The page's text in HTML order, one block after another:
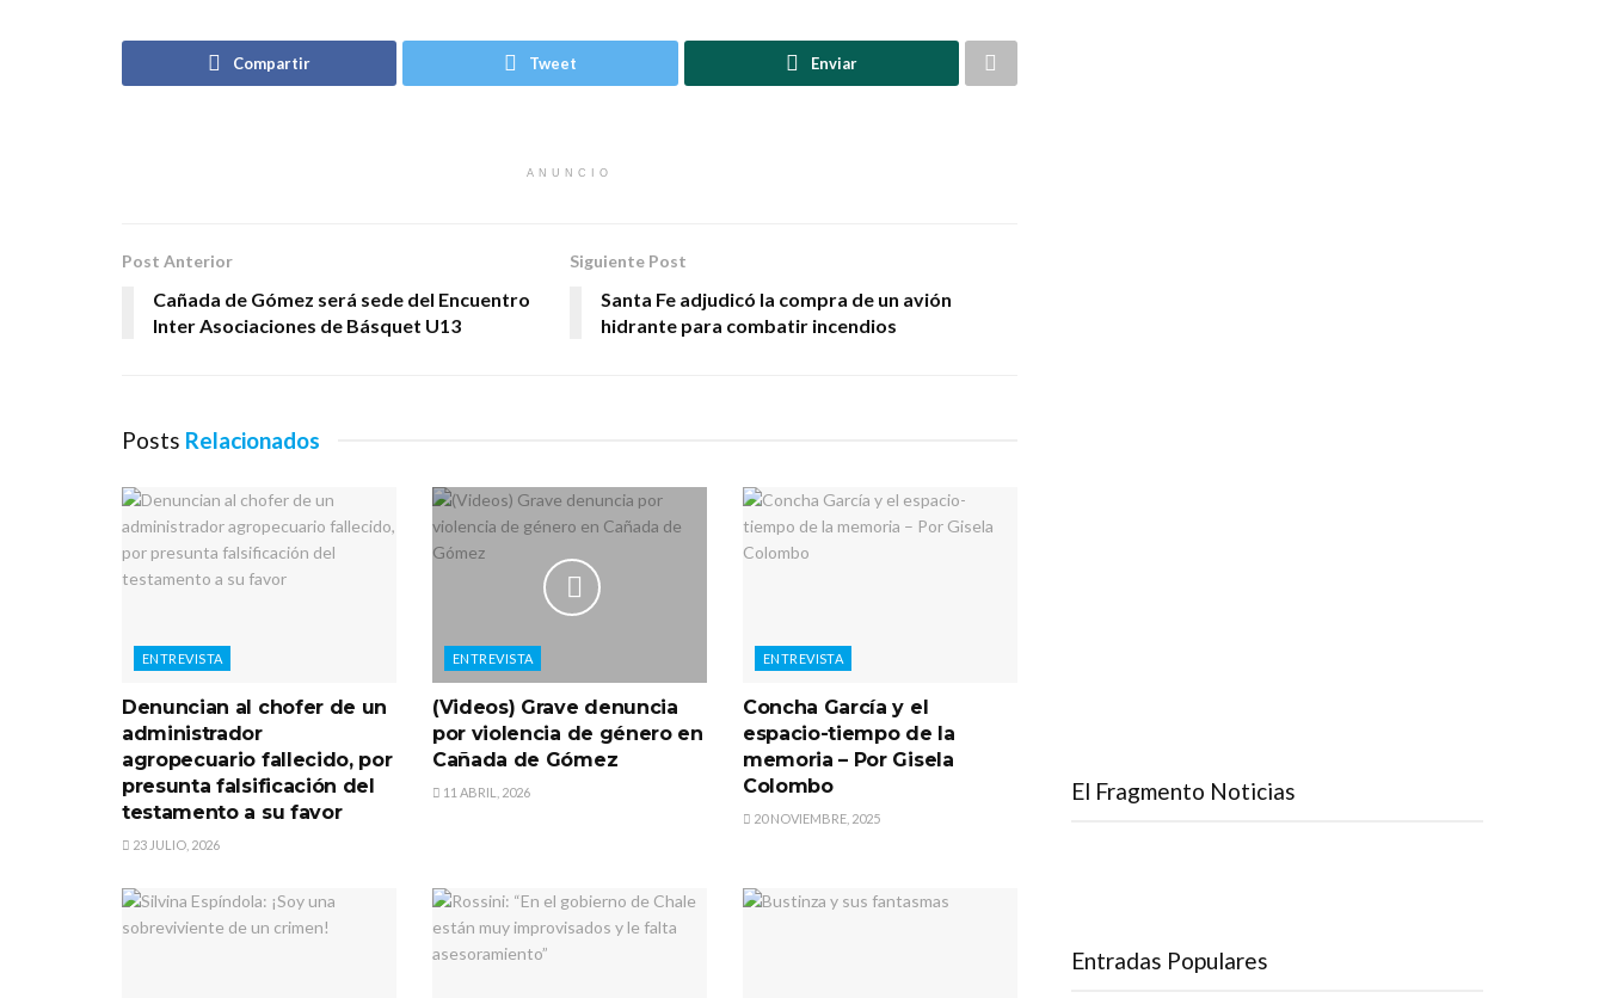
Compartir Tweet Enviar
ANUNCIO
Post Anterior
Cañada de Gómez será sede del Encuentro
Inter Asociaciones de Básquet U13
Siguiente Post
Santa Fe adjudicó la compra de un avión
hidrante para combatir incendios
Posts Relacionados
ENTREVISTA
Denuncian al chofer de un
administrador
agropecuario fallecido, por
presunta falsificación del
testamento a su favor
23 JULIO, 2026
ENTREVISTA
(Videos) Grave denuncia
por violencia de género en
Cañada de Gómez
11 ABRIL, 2026
ENTREVISTA
Concha García y el
espacio-tiempo de la
memoria – Por Gisela
Colombo
20 NOVIEMBRE, 2025
El Fragmento Noticias
Entradas Populares